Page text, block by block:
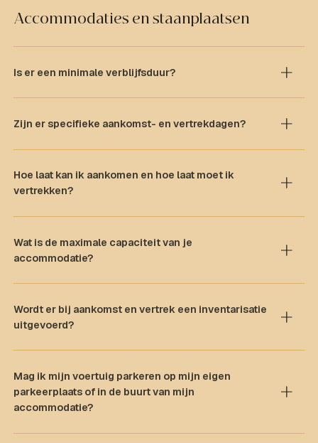
Accommodaties en staanplaatsen
Is er een minimale verblijfsduur?
Zijn er specifieke aankomst- en vertrekdagen?
Hoe laat kan ik aankomen en hoe laat moet ik
vertrekken?
Wat is de maximale capaciteit van je
accommodatie?
Wordt er bij aankomst en vertrek een inventarisatie
uitgevoerd?
Mag ik mijn voertuig parkeren op mijn eigen
parkeerplaats of in de buurt van mijn
accommodatie?